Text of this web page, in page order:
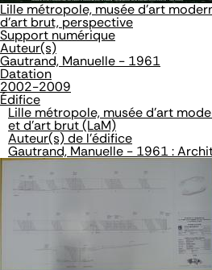
Lille métropole, musée d'art
d'art brut, perspective
Support numérique
Auteur(s)
Gautrand, Manuelle - 1961
Datation
2002-2009
Édifice
Lille métropole, musée d'art
et d'art brut (LaM)
Auteur(s) de l'édifice
Gautrand, Manuelle - 1961 :